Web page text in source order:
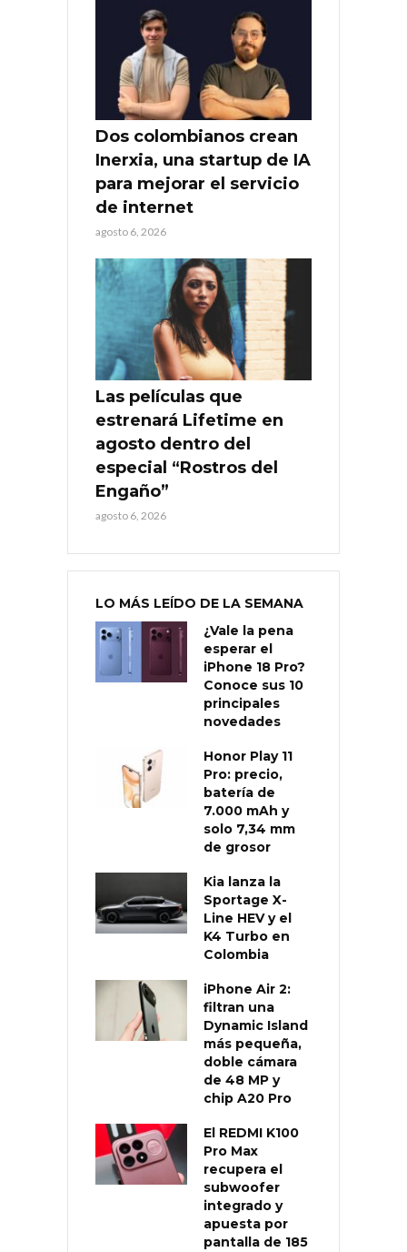
Dos colombianos crean
Inerxia, una startup de IA
para mejorar el servicio
de internet
agosto 6, 2026
Las películas que
estrenará Lifetime en
agosto dentro del
especial “Rostros del
Engaño”
agosto 6, 2026
LO MÁS LEÍDO DE LA SEMANA
¿Vale la pena
esperar el
iPhone 18 Pro?
Conoce sus 10
principales
novedades
Honor Play 11
Pro: precio,
batería de
7.000 mAh y
solo 7,34 mm
de grosor
Kia lanza la
Sportage X-
Line HEV y el
K4 Turbo en
Colombia
iPhone Air 2:
filtran una
Dynamic Island
más pequeña,
doble cámara
de 48 MP y
chip A20 Pro
El REDMI K100
Pro Max
recupera el
subwoofer
integrado y
apuesta por
pantalla de 185